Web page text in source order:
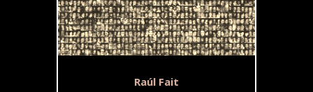
Raúl Fait